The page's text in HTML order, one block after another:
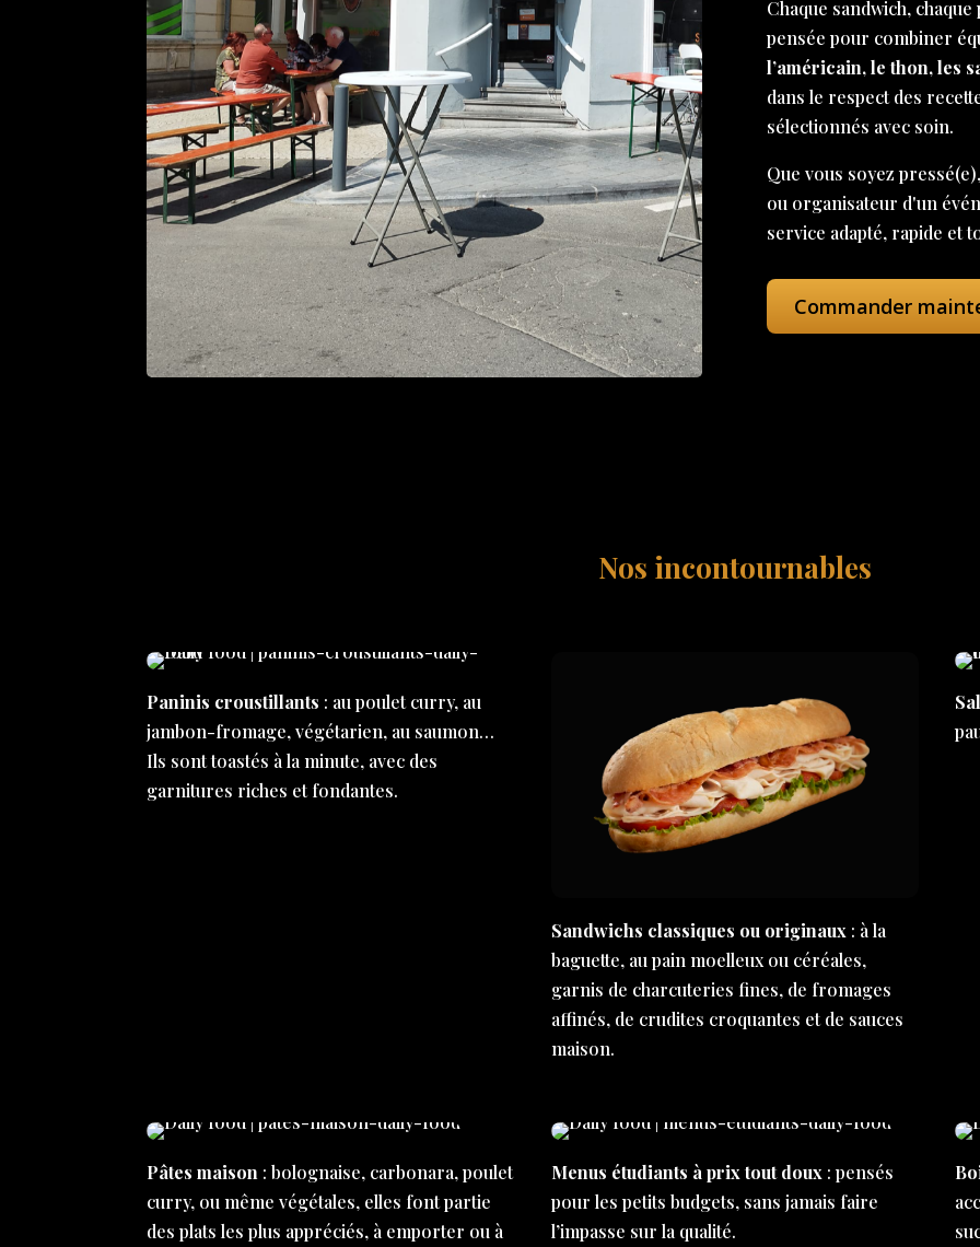
Chaque sandwich,
pensée pour combiner
l’américain, le thon, les
dans le respect des
sélectionnés avec soin.
Que vous soyez
ou organisateur d'un
service adapté, rapide et
Commander
Nos incontournables
Paninis croustillants : au poulet curry, au
jambon-fromage, végétarien, au saumon…
Ils sont toastés à la minute, avec des
garnitures riches et fondantes.
Sandwichs classiques ou originaux : à la
baguette, au pain moelleux ou céréales,
garnis de charcuteries fines, de fromages
affinés, de crudites croquantes et de sauces
maison.
Pâtes maison : bolognaise, carbonara, poulet
curry, ou même végétales, elles font partie
des plats les plus appréciés, à emporter ou à
Menus étudiants à prix tout doux : pensés
pour les petits budgets, sans jamais faire
l’impasse sur la qualité.